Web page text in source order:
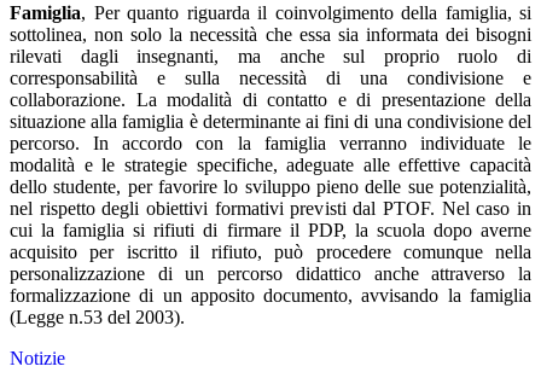
Famiglia, Per quanto riguarda il coinvolgimento della famiglia, si
sottolinea, non solo la necessità che essa sia informata dei bisogni
rilevati dagli insegnanti, ma anche sul proprio ruolo di
corresponsabilità e sulla necessità di una condivisione e
collaborazione. La modalità di contatto e di presentazione della
situazione alla famiglia è determinante ai fini di una condivisione del
percorso. In accordo con la famiglia verranno individuate le
modalità e le strategie specifiche, adeguate alle effettive capacità
dello studente, per favorire lo sviluppo pieno delle sue potenzialità,
nel rispetto degli obiettivi formativi previsti dal PTOF. Nel caso in
cui la famiglia si rifiuti di firmare il PDP, la scuola dopo averne
acquisito per iscritto il rifiuto, può procedere comunque nella
personalizzazione di un percorso didattico anche attraverso la
formalizzazione di un apposito documento, avvisando la famiglia
(Legge n.53 del 2003).
Notizie